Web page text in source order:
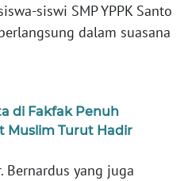
siswi SMP YPPK Santo
dalam suasana
di Fakfak Penuh
Muslim Turut Hadir
Bernardus yang juga